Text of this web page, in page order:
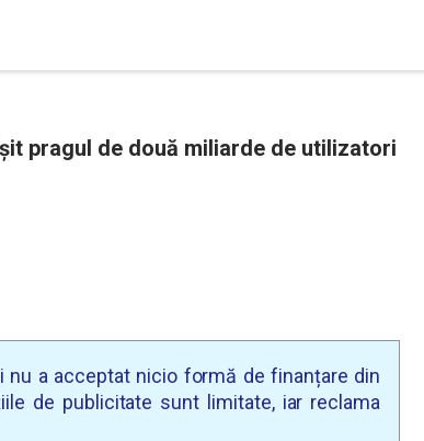
pragul de două miliarde de utilizatori
nu a acceptat nicio formă de finanțare din
de publicitate sunt limitate, iar reclama